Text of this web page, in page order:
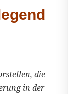
die
in der